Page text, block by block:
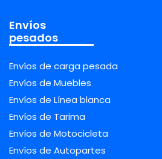
Envíos
pesados
Envíos de carga pesada
Envíos de Muebles
Envíos de Línea blanca
Envíos de Tarima
Envíos de Motocicleta
Envíos de Autopartes